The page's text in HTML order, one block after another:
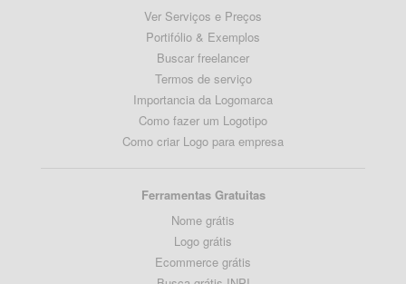
Ver Serviços e Preços
Portifólio & Exemplos
Buscar freelancer
Termos de serviço
Importancia da Logomarca
Como fazer um Logotipo
Como criar Logo para empresa
Ferramentas Gratuitas
Nome grátis
Logo grátis
Ecommerce grátis